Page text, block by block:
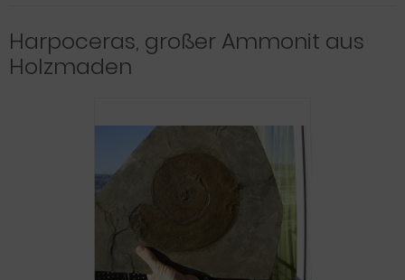
Harpoceras, großer Ammonit aus
Holzmaden